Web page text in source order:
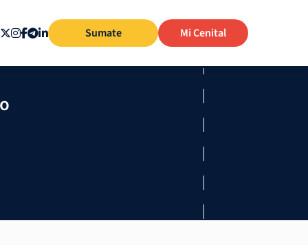
Sumate Mi Cenital